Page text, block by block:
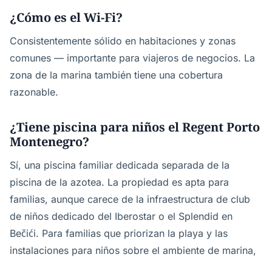
¿Cómo es el Wi-Fi?
Consistentemente sólido en habitaciones y zonas
comunes — importante para viajeros de negocios. La
zona de la marina también tiene una cobertura
razonable.
¿Tiene piscina para niños el Regent Porto
Montenegro?
Sí, una piscina familiar dedicada separada de la
piscina de la azotea. La propiedad es apta para
familias, aunque carece de la infraestructura de club
de niños dedicado del Iberostar o el Splendid en
Bečići. Para familias que priorizan la playa y las
instalaciones para niños sobre el ambiente de marina,